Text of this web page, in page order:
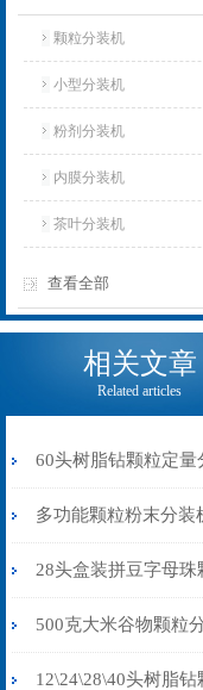
颗粒分装机
小型分装机
粉剂分装机
内膜分装机
茶叶分装机
查看全部
相关文章
Related articles
60头树脂钻颗粒定量
(装盒机)防静电不堵
多功能颗粒粉末分装
药材调料自动称重分
式定量灌装机
28头盒装拼豆字母珠
装机不漏料防串色防
500克大米谷物颗粒
双头震动下料
12\24\28\40头树脂钻